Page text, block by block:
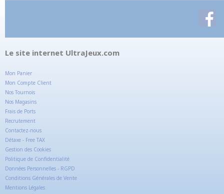
Le site internet UltraJeux.com
Mon Panier
Mon Compte Client
Nos Tournois
Nos Magasins
Frais de Ports
Recrutement
Contactez-nous
Détaxe - Free TAX
Gestion des Cookies
Politique de Confidentialité
Données Personnelles - RGPD
Conditions Générales de Vente
Mentions Légales